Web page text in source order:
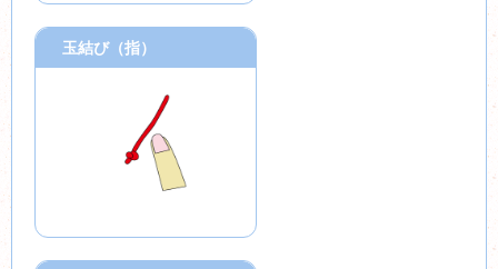
玉結び（指）